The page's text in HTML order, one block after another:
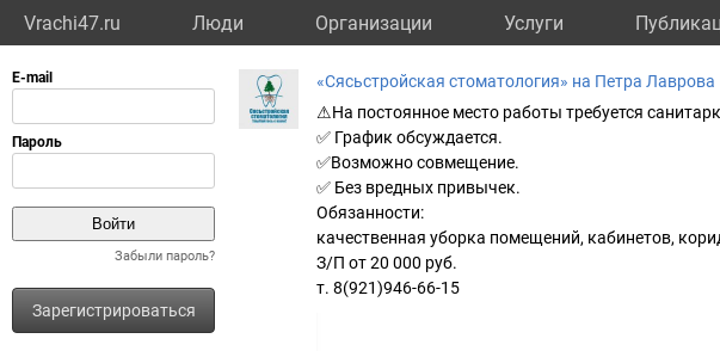
Vrachi47.ru Люди Организации Услуги
Забыли пароль?
Зарегистрироваться
«Сясьстройская стоматология» на Петра Лаврова
⚠На постоянное место работы требуется
✅ График обсуждается.
✅Возможно совмещение.
✅ Без вредных привычек.
Обязанности:
качественная уборка помещений, кабинетов,
З/П от 20 000 руб.
т. 8(921)946-66-15